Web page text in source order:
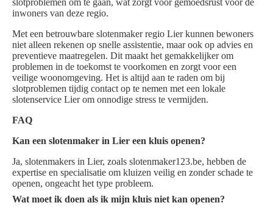
slotproblemen om te gaan, wat zorgt voor gemoedsrust voor de
inwoners van deze regio.
Met een betrouwbare slotenmaker regio Lier kunnen bewoners
niet alleen rekenen op snelle assistentie, maar ook op advies en
preventieve maatregelen. Dit maakt het gemakkelijker om
problemen in de toekomst te voorkomen en zorgt voor een
veilige woonomgeving. Het is altijd aan te raden om bij
slotproblemen tijdig contact op te nemen met een lokale
slotenservice Lier om onnodige stress te vermijden.
FAQ
Kan een slotenmaker in Lier een kluis openen?
Ja, slotenmakers in Lier, zoals slotenmaker123.be, hebben de
expertise en specialisatie om kluizen veilig en zonder schade te
openen, ongeacht het type probleem.
Wat moet ik doen als ik mijn kluis niet kan openen?